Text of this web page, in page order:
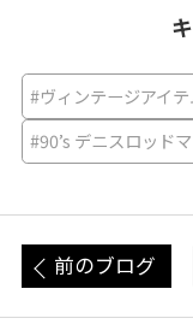
#ヴィンテージアイテ
#90’s デニスロッド
前のブログ